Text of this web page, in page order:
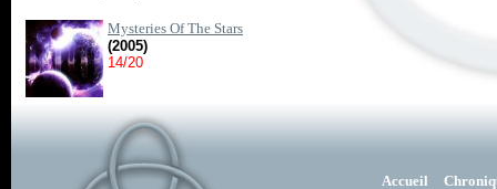
Mysteries Of The Stars
(2005)
14/20
Accueil